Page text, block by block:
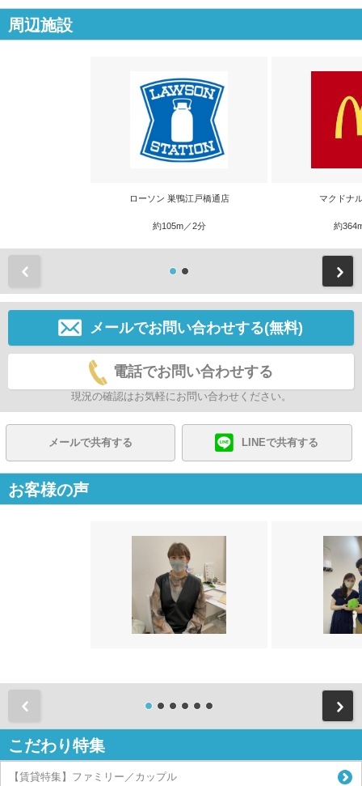
周辺施設
ローソン 巣鴨江戸橋通店
約105m／2分
マクドナ
約
メールでお問い合わせする(無料)
電話でお問い合わせする
現況の確認はお気軽にお問い合わせください。
メールで共有する LINEで共有する
お客様の声
こだわり特集
【賃貸特集】ファミリー／カップル